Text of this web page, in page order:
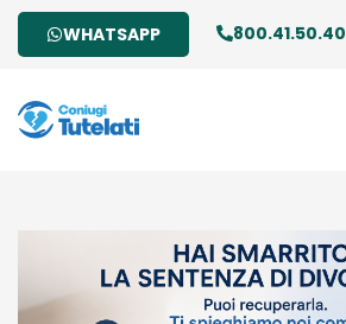
WHATSAPP 800.41.50.40